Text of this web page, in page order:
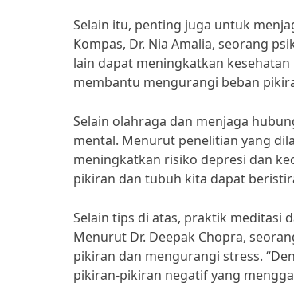
Selain itu, penting juga untuk
Kompas, Dr. Nia Amalia, seorang
lain dapat meningkatkan
membantu mengurangi beban
Selain olahraga dan menjaga
mental. Menurut penelitian yang
meningkatkan risiko depresi dan
pikiran dan tubuh kita dapat
Selain tips di atas, praktik meditasi
Menurut Dr. Deepak Chopra,
pikiran dan mengurangi stress.
pikiran-pikiran negatif yang